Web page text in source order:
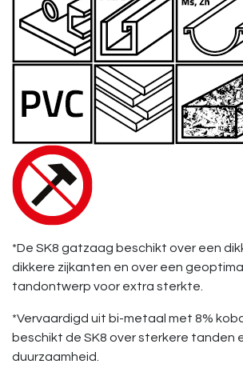
*De SK8 gatzaag beschikt over een
dikkere zijkanten en over een
tandontwerp voor extra sterkte.
*Vervaardigd uit bi-metaal met 8%
beschikt de SK8 over sterkere tanden
duurzaamheid.